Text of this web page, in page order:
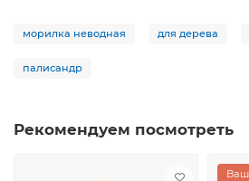
морилка неводная для дерева
палисандр
Рекомендуем посмотреть